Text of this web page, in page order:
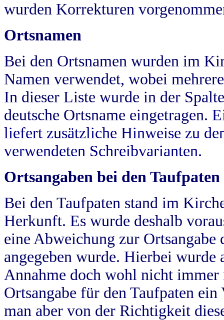
wurden Korrekturen
Ortsnamen
Bei den Ortsnamen wurden im
Namen verwendet, wobei
In dieser Liste wurde in der
deutsche Ortsname eingetragen.
liefert zusätzliche Hinweise zu
verwendeten Schreibvarianten.
Ortsangaben bei den Taufpaten
Bei den Taufpaten stand im
Herkunft. Es wurde deshalb
eine Abweichung zur
angegeben wurde. Hierbei wurde
Annahme doch wohl nicht
Ortsangabe für den Taufpaten
man aber von der Richtigkeit